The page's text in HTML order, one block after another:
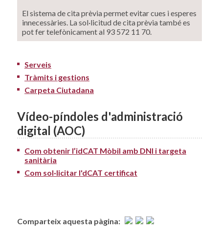
El sistema de cita prèvia permet evitar cues i esperes
innecessàries. La sol·licitud de cita prèvia també es
pot fer telefònicament al 93 572 11 70.
Serveis
Tràmits i gestions
Carpeta Ciutadana
Vídeo-píndoles d'administració
digital (AOC)
Com obtenir l’idCAT Mòbil amb DNI i targeta
sanitària
Com sol·licitar l'dCAT certificat
Comparteix aquesta pàgina: